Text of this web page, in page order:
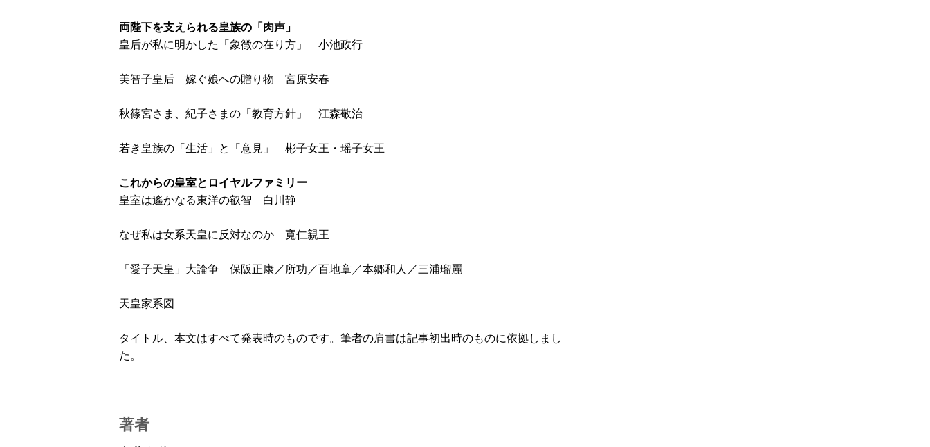
両陛下を支えられる皇族の「肉声」
皇后が私に明かした「象徴の在り方」 小池政行
美智子皇后 嫁ぐ娘への贈り物 宮原安春
秋篠宮さま、紀子さまの「教育方針」 江森敬治
若き皇族の「生活」と「意見」 彬子女王・瑶子女王
これからの皇室とロイヤルファミリー
皇室は遙かなる東洋の叡智 白川静
なぜ私は女系天皇に反対なのか 寬仁親王
「愛子天皇」大論争 保阪正康／所功／百地章／本郷和人／三浦瑠麗
天皇家系図
タイトル、本文はすべて発表時のものです。筆者の肩書は記事初出時のものに依拠しまし
た。
著者